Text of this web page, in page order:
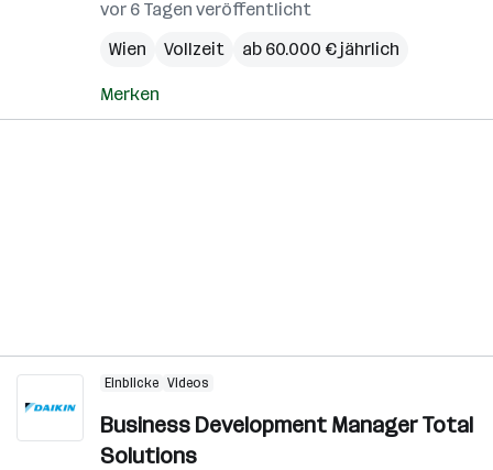
vor 6 Tagen veröffentlicht
Wien
Vollzeit ab 60.000 € jährlich
Merken
Einblicke Videos
Business Development Manager Total
Solutions